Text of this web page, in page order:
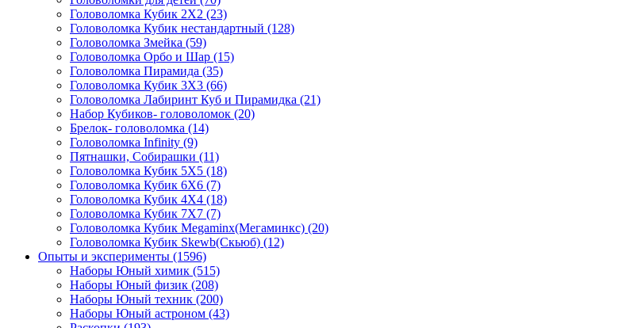
Головоломка Кубик 2Х2 (23)
Головоломка Кубик нестандартный (128)
Головоломка Змейка (59)
Головоломка Орбо и Шар (15)
Головоломка Пирамида (35)
Головоломка Кубик 3Х3 (66)
Головоломка Лабиринт Куб и Пирамидка (21)
Набор Кубиков- головоломок (20)
Брелок- головоломка (14)
Головоломка Infinity (9)
Пятнашки, Собирашки (11)
Головоломка Кубик 5Х5 (18)
Головоломка Кубик 6Х6 (7)
Головоломка Кубик 4Х4 (18)
Головоломка Кубик 7Х7 (7)
Головоломка Кубик Megaminx(Мегаминкс) (20)
Головоломка Кубик Skewb(Скьюб) (12)
Опыты и эксперименты (1596)
Наборы Юный химик (515)
Наборы Юный физик (208)
Наборы Юный техник (200)
Наборы Юный астроном (43)